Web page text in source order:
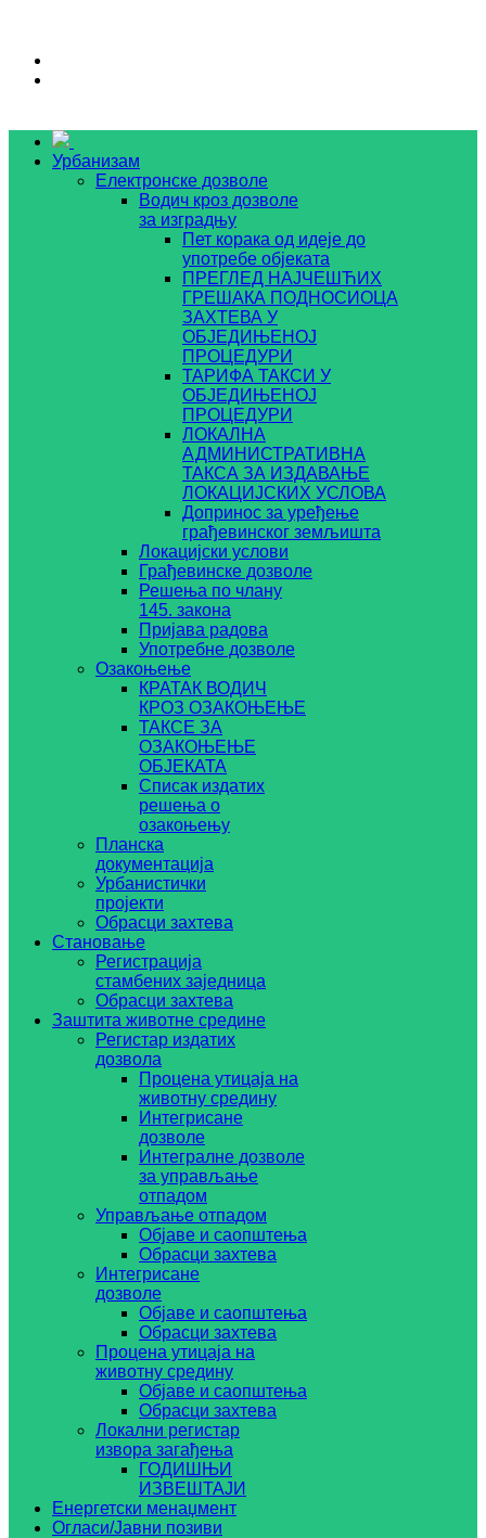
Урбанизам
Електронске дозволе
Водич кроз дозволе
за изградњу
Пет корака од идеје до
употребе објеката
ПРЕГЛЕД НАЈЧЕШЋИХ
ГРЕШАКА ПОДНОСИОЦА
ЗАХТЕВА У
ОБЈЕДИЊЕНОЈ
ПРОЦЕДУРИ
ТАРИФА ТАКСИ У
ОБЈЕДИЊЕНОЈ
ПРОЦЕДУРИ
ЛОКАЛНА
АДМИНИСТРАТИВНА
ТАКСА ЗА ИЗДАВАЊЕ
ЛОКАЦИЈСКИХ УСЛОВА
Допринос за уређење
грађевинског земљишта
Локацијски услови
Грађевинске дозволе
Решења по члану
145. закона
Пријава радова
Употребне дозволе
Озакоњење
КРАТАК ВОДИЧ
КРОЗ ОЗАКОЊЕЊЕ
ТАКСЕ ЗА
ОЗАКОЊЕЊЕ
ОБЈЕКАТА
Списак издатих
решења о
озакоњењу
Планска
документација
Урбанистички
пројекти
Обрасци захтева
Становање
Регистрација
стамбених заједница
Обрасци захтева
Заштита животне средине
Регистар издатих
дозвола
Процена утицаја на
животну средину
Интегрисане
дозволе
Интегралне дозволе
за управљање
отпадом
Управљање отпадом
Објаве и саопштења
Обрасци захтева
Интегрисане
дозволе
Објаве и саопштења
Обрасци захтева
Процена утицаја на
животну средину
Објаве и саопштења
Обрасци захтева
Локални регистар
извора загађења
ГОДИШЊИ
ИЗВЕШТАЈИ
Енергетски менаџмент
Огласи/Јавни позиви